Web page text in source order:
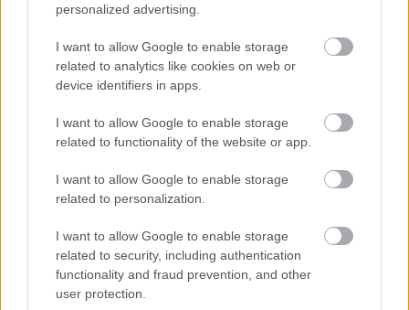
personalized advertising.
I want to allow Google to enable storage
related to analytics like cookies on web or
device identifiers in apps.
I want to allow Google to enable storage
related to functionality of the website or app.
I want to allow Google to enable storage
related to personalization.
I want to allow Google to enable storage
related to security, including authentication
functionality and fraud prevention, and other
user protection.